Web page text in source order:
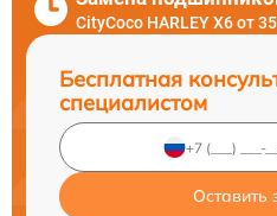
CityCoco HARLEY X6 от
Бесплатная
специалистом
Оставить